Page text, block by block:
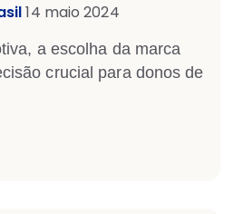
14 maio 2024
a escolha da marca
crucial para donos de